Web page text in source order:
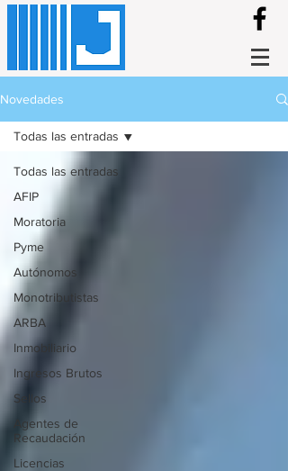
Novedades
Todas las entradas
AFIP
Moratoria
Pyme
Autónomos
Monotributistas
ARBA
Inmobiliario
Ingresos Brutos
Sellos
Agentes de
Recaudación
Licencias
Todas las entradas